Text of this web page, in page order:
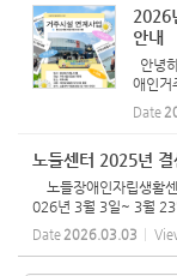
2026
안내
안녕
애인거
해도
역사
Date
노들센터 2025년
노들장애인자립생활
026년 3월 3일~ 3월
사업 2025년 결산 2.
업 2026년...
Date 2026.03.03